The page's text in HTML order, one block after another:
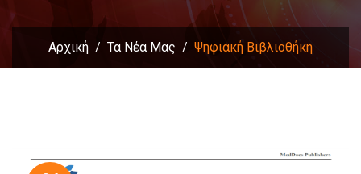
Αρχική Τα Νέα Μας Ψηφιακή Βιβλιοθήκη